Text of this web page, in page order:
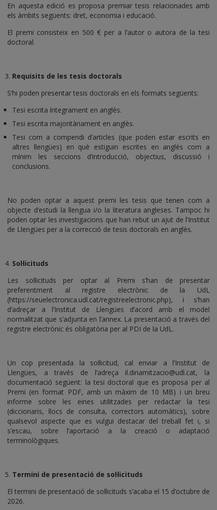
En aquesta edició es proposa premiar tesis relacionades amb
els àmbits següents: dret, economia i educació.
El premi consisteix en 500 € per a l’autor o autora de la tesi
doctoral.
Requisits de les tesis doctorals
S’hi poden presentar tesis doctorals en els formats següents:
Tesi escrita íntegrament en anglès.
Tesi escrita majoritàriament en anglès.
Tesi com a compendi d’articles (que poden estar escrits en
altres llengües) en què estiguin escrites en anglès com a
mínim les seccions d’introducció, objectius, discussió i
conclusions.
No poden optar a aquest premi les tesis que tenen com a
objecte d’estudi la llengua i/o la literatura angleses. Tampoc hi
poden optar les investigacions que han rebut un ajut de l’Institut
de Llengües per a la correcció de tesis doctorals en anglès.
Sol·licituds
Les sol·licituds per optar al Premi s’han de presentar
preferentment al registre electrònic de la UdL
(https://seuelectronica.udl.cat/registreelectronic.php), i s’han
d’adreçar a l’Institut de Llengües d’acord amb el model
normalitzat que s’adjunta en l’annex. La presentació a través del
registre electrònic és obligatòria per al PDI de la UdL.
Un cop presentada la sol·licitud, cal enviar a l’Institut de
Llengües, a través de l’adreça il.dinamitzacio@udl.cat, la
documentació següent: la tesi doctoral que es proposa per al
Premi (en format PDF, amb un màxim de 10 MB) i un breu
informe sobre les eines utilitzades per redactar la tesi
(diccionaris, llocs de consulta, correctors automàtics), sobre
qualsevol aspecte que es vulgui destacar del treball fet i, si
s’escau, sobre l’aportació a la creació o adaptació
terminològiques.
Termini de presentació de sol·licituds
El termini de presentació de sol·licituds s’acaba el 15 d’octubre de
2026.